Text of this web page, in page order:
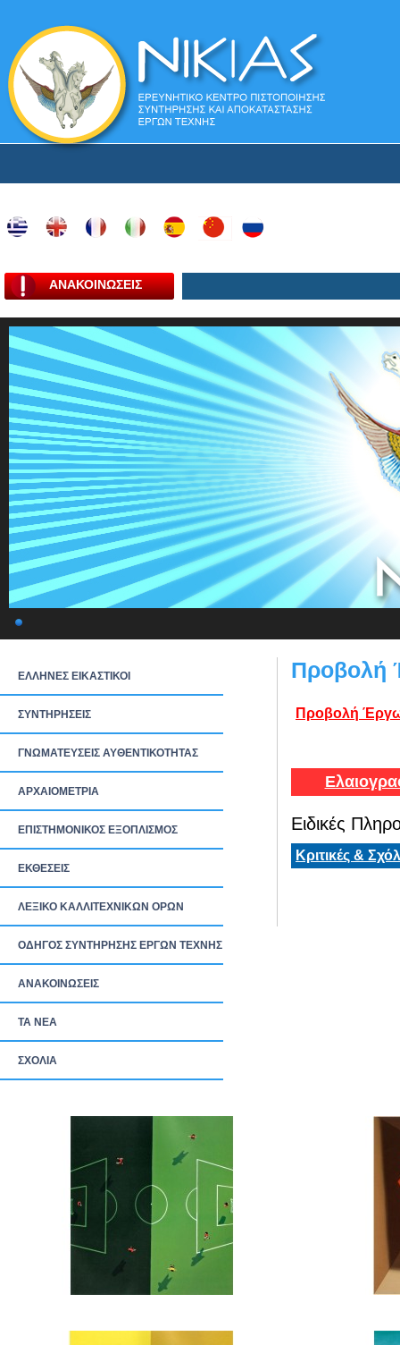
ΑΝΑΚΟΙΝΩΣΕΙΣ
ΕΛΛΗΝΕΣ ΕΙΚΑΣΤΙΚΟΙ
ΣΥΝΤΗΡΗΣΕΙΣ
ΓΝΩΜΑΤΕΥΣΕΙΣ ΑΥΘΕΝΤΙΚΟΤΗΤΑΣ
ΑΡΧΑΙΟΜΕΤΡΙΑ
ΕΠΙΣΤΗΜΟΝΙΚΟΣ ΕΞΟΠΛΙΣΜΟΣ
ΕΚΘΕΣΕΙΣ
ΛΕΞΙΚΟ ΚΑΛΛΙΤΕΧΝΙΚΩΝ ΟΡΩΝ
ΟΔΗΓΟΣ ΣΥΝΤΗΡΗΣΗΣ ΕΡΓΩΝ ΤΕΧΝΗΣ
ΑΝΑΚΟΙΝΩΣΕΙΣ
ΤΑ ΝEΑ
ΣΧΟΛΙΑ
Προβολή
Προβολή
Ειδικές
Κριτικές &